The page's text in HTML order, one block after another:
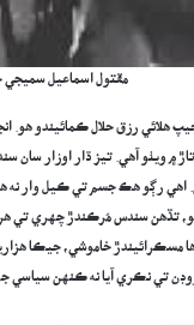
مقتول اسماعيل
هلائي رزق حلال ڪمائيندو هو.
آهي. تيز ڌار اوزار سان
رڳو هڪ جسم تي ڪيل وار نه
تڏهن سندس مُرڪندڙ چهري
مسڪرائيندڙ خاموشي، جيڪا
تي نڪري آيا نه ڪنهن سياسي